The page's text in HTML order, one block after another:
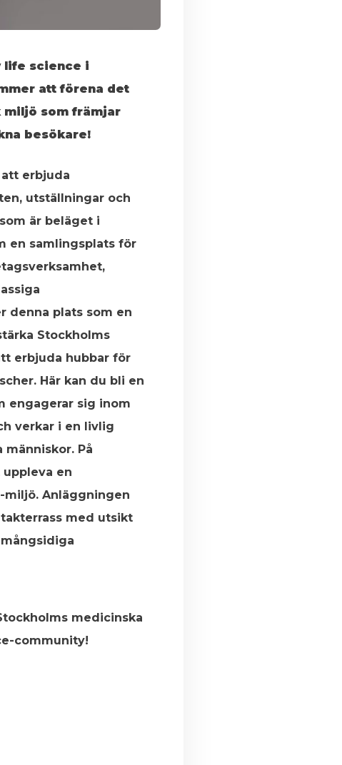
life science i
att förena det
miljö som främjar
besökare!
erbjuda
utställningar och
är beläget i
en samlingsplats för
denna plats som en
Stockholms
erbjuda hubbar för
Här kan du bli en
engagerar sig inom
verkar i en livlig
På
en
miljö. Anläggningen
med utsikt
medicinska
community!